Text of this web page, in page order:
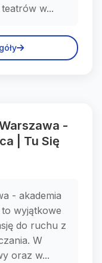
w...
-
| Tu Się
- akademia
wyjątkowe
do ruchu z
W
oraz w...